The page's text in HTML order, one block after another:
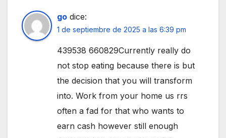
go dice:
1 de septiembre de 2025 a las 6:39 pm
439538 660829Currently really do
not stop eating because there is but
the decision that you will transform
into. Work from your home us rrs
often a fad for that who wants to
earn cash however still enough